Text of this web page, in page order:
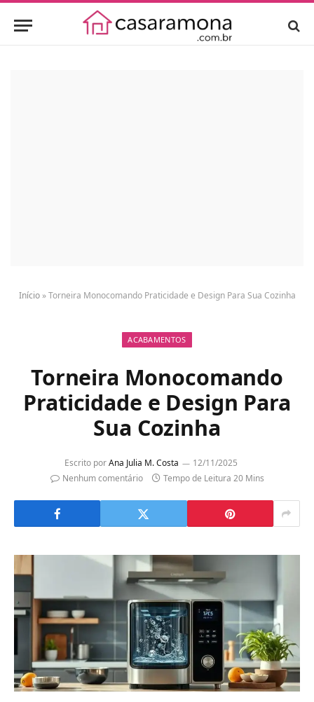
Início»Torneira Monocomando Praticidade e Design Para Sua Cozinha
ACABAMENTOS
Torneira Monocomando
Praticidade e Design Para
Sua Cozinha
Escrito por Ana Julia M. Costa
12/11/2025
Nenhum comentário
Tempo de Leitura 20 Mins